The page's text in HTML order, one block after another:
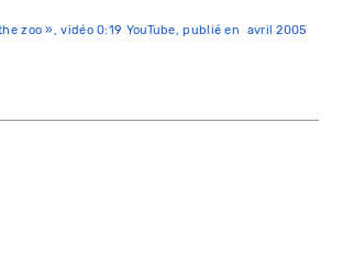
zoo », vidéo 0:19 YouTube, publié en avril 2005